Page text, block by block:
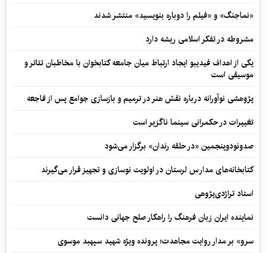
«نماجنگ» و «فیلم را دوباره بنویسید» منتشر شدند
مشروطه در تفکر اسلامی ریشه دارد
یکی از اهداف فیدیبو ایجاد ارتباط میان جامعه کتابخوان با مخاطبان تئاتر و
موسیقی است
پژوهشی نوآورانه درباره نقش هنر در ترمیم و بازسازی جوامع پس از فاجعه
تغییرات در حکمرانی سینما ناگزیر است
صدونودوپنجمین «در حلقه رندان» برگزار می‌شود
کتابخانه‌های مدارس لرستان در اولویت نوسازی و تجهیز قرار می‌گیرند
استاد تراژدی‌پژوهی
نماینده ایران زبان فرهنگ را راهکار صلح جهانی دانست
سرو» بر مدار روایت مجاهدت؛ پرونده ویژه شهید سپهبد موسوی